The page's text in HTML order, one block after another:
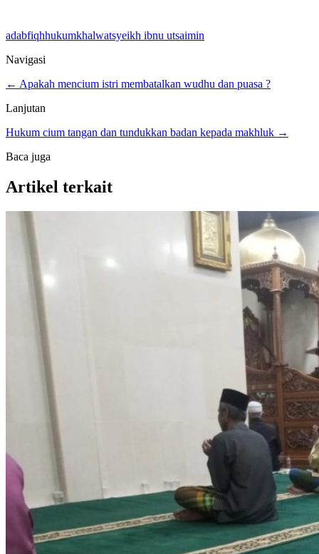
adabfiqhhukumkhalwatsyeikh ibnu utsaimin
Navigasi
← Apakah mencium istri membatalkan wudhu dan puasa ?
Lanjutan
Hukum cium tangan dan tundukkan badan kepada makhluk →
Baca juga
Artikel terkait